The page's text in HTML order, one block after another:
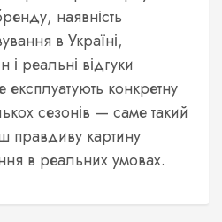
наявність
в Україні,
і реальні відгуки
експлуатують конкретну
сезонів — саме такий
правдиву картину
в реальних умовах.